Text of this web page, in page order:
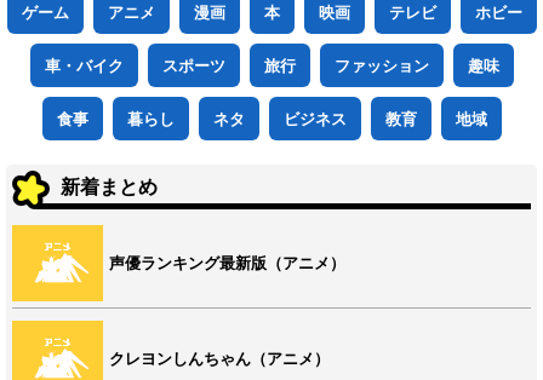
ゲーム アニメ 漫画 本 映画 テレビ ホビー
車・バイク スポーツ 旅行 ファッション 趣味
食事 暮らし ネタ ビジネス 教育 地域
新着まとめ
声優ランキング最新版（アニメ）
クレヨンしんちゃん（アニメ）